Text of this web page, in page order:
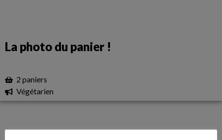
La photo du panier !
2 paniers
Végétarien